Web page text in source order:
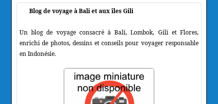
Blog de voyage à Bali et aux îles Gili
Un blog de voyage consacré à Bali, Lombok, Gili et Flores,
enrichi de photos, dessins et conseils pour voyager responsable
en Indonésie.